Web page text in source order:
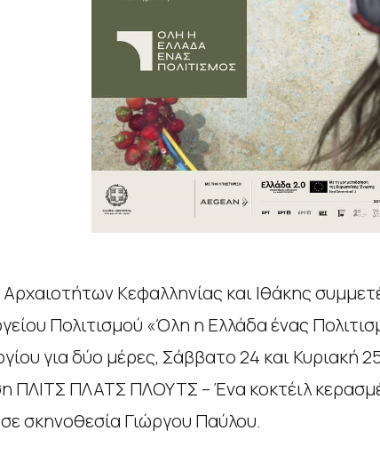
Κεφαλληνίας και Ιθάκης
Πολιτισμού «Όλη η Ελλάδα ένας
για δύο μέρες, Σάββατο 24 και Κυριακή
ΠΛΙΤΣ ΠΛΑΤΣ ΠΛΟΥΤΣ – Ένα κοκτέιλ
σκηνοθεσία Γιώργου Παύλου.